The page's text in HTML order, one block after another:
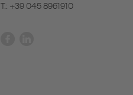
T.: +39 045 8961910